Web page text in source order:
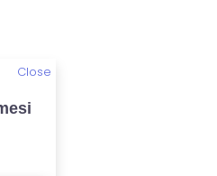
Close